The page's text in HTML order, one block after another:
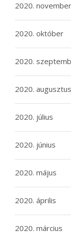
2020. november
2020. október
2020.
2020. augusztus
2020. július
2020. június
2020. május
2020. április
2020. március